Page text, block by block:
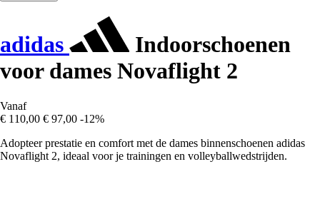
adidas
Indoorschoenen
voor dames Novaflight 2
Vanaf
€ 110,00 € 97,00 -12%
Adopteer prestatie en comfort met de dames binnenschoenen adidas
Novaflight 2, ideaal voor je trainingen en volleyballwedstrijden.